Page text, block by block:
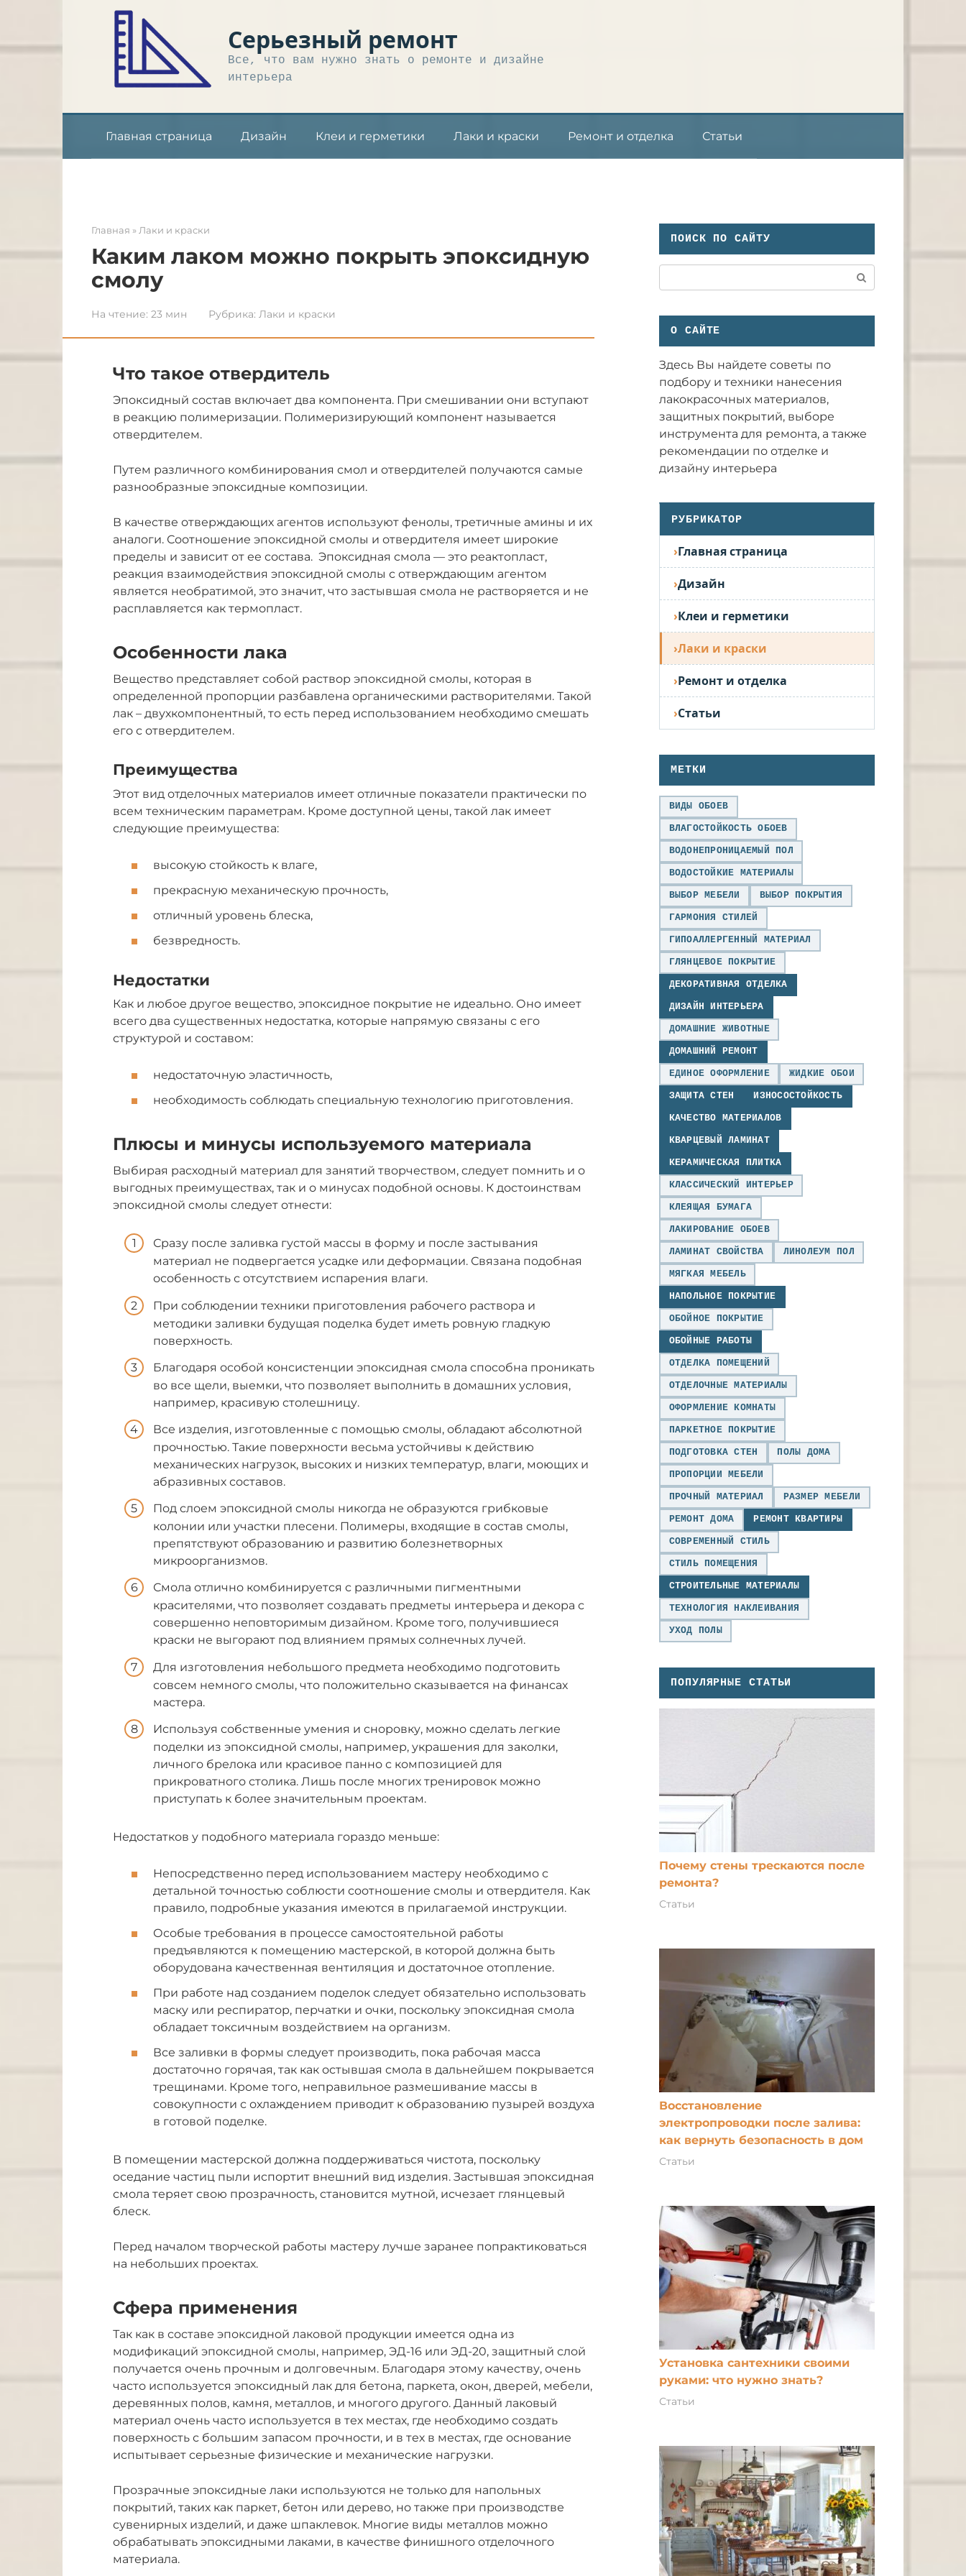
Серьезный ремонт
Все, что вам нужно знать о ремонте и дизайне
интерьера
Главная страница Дизайн Клеи и герметики Лаки и краски Ремонт и отделка Статьи
Главная » Лаки и краски
Каким лаком можно покрыть эпоксидную
смолу
На чтение: 23 мин Рубрика: Лаки и краски
Что такое отвердитель
Эпоксидный состав включает два компонента. При смешивании они вступают
в реакцию полимеризации. Полимеризирующий компонент называется
отвердителем.
Путем различного комбинирования смол и отвердителей получаются самые
разнообразные эпоксидные композиции.
В качестве отверждающих агентов используют фенолы, третичные амины и их
аналоги. Соотношение эпоксидной смолы и отвердителя имеет широкие
пределы и зависит от ее состава. Эпоксидная смола — это реактопласт,
реакция взаимодействия эпоксидной смолы с отверждающим агентом
является необратимой, это значит, что застывшая смола не растворяется и не
расплавляется как термопласт.
Особенности лака
Вещество представляет собой раствор эпоксидной смолы, которая в
определенной пропорции разбавлена органическими растворителями. Такой
лак – двухкомпонентный, то есть перед использованием необходимо смешать
его с отвердителем.
Преимущества
Этот вид отделочных материалов имеет отличные показатели практически по
всем техническим параметрам. Кроме доступной цены, такой лак имеет
следующие преимущества:
высокую стойкость к влаге,
прекрасную механическую прочность,
отличный уровень блеска,
безвредность.
Недостатки
Как и любое другое вещество, эпоксидное покрытие не идеально. Оно имеет
всего два существенных недостатка, которые напрямую связаны с его
структурой и составом:
недостаточную эластичность,
необходимость соблюдать специальную технологию приготовления.
Плюсы и минусы используемого материала
Выбирая расходный материал для занятий творчеством, следует помнить и о
выгодных преимуществах, так и о минусах подобной основы. К достоинствам
эпоксидной смолы следует отнести:
Сразу после заливка густой массы в форму и после застывания
материал не подвергается усадке или деформации. Связана подобная
особенность с отсутствием испарения влаги.
При соблюдении техники приготовления рабочего раствора и
методики заливки будущая поделка будет иметь ровную гладкую
поверхность.
Благодаря особой консистенции эпоксидная смола способна проникать
во все щели, выемки, что позволяет выполнить в домашних условия,
например, красивую столешницу.
Все изделия, изготовленные с помощью смолы, обладают абсолютной
прочностью. Такие поверхности весьма устойчивы к действию
механических нагрузок, высоких и низких температур, влаги, моющих и
абразивных составов.
Под слоем эпоксидной смолы никогда не образуются грибковые
колонии или участки плесени. Полимеры, входящие в состав смолы,
препятствуют образованию и развитию болезнетворных
микроорганизмов.
Смола отлично комбинируется с различными пигментными
красителями, что позволяет создавать предметы интерьера и декора с
совершенно неповторимым дизайном. Кроме того, получившиеся
краски не выгорают под влиянием прямых солнечных лучей.
Для изготовления небольшого предмета необходимо подготовить
совсем немного смолы, что положительно сказывается на финансах
мастера.
Используя собственные умения и сноровку, можно сделать легкие
поделки из эпоксидной смолы, например, украшения для заколки,
личного брелока или красивое панно с композицией для
прикроватного столика. Лишь после многих тренировок можно
приступать к более значительным проектам.
Недостатков у подобного материала гораздо меньше:
Непосредственно перед использованием мастеру необходимо с
детальной точностью соблюсти соотношение смолы и отвердителя. Как
правило, подробные указания имеются в прилагаемой инструкции.
Особые требования в процессе самостоятельной работы
предъявляются к помещению мастерской, в которой должна быть
оборудована качественная вентиляция и достаточное отопление.
При работе над созданием поделок следует обязательно использовать
маску или респиратор, перчатки и очки, поскольку эпоксидная смола
обладает токсичным воздействием на организм.
Все заливки в формы следует производить, пока рабочая масса
достаточно горячая, так как остывшая смола в дальнейшем покрывается
трещинами. Кроме того, неправильное размешивание массы в
совокупности с охлаждением приводит к образованию пузырей воздуха
в готовой поделке.
В помещении мастерской должна поддерживаться чистота, поскольку
оседание частиц пыли испортит внешний вид изделия. Застывшая эпоксидная
смола теряет свою прозрачность, становится мутной, исчезает глянцевый
блеск.
Перед началом творческой работы мастеру лучше заранее попрактиковаться
на небольших проектах.
Сфера применения
Так как в составе эпоксидной лаковой продукции имеется одна из
модификаций эпоксидной смолы, например, ЭД-16 или ЭД-20, защитный слой
получается очень прочным и долговечным. Благодаря этому качеству, очень
часто используется эпоксидный лак для бетона, паркета, окон, дверей, мебели,
деревянных полов, камня, металлов, и многого другого. Данный лаковый
материал очень часто используется в тех местах, где необходимо создать
поверхность с большим запасом прочности, и в тех в местах, где основание
испытывает серьезные физические и механические нагрузки.
Прозрачные эпоксидные лаки используются не только для напольных
покрытий, таких как паркет, бетон или дерево, но также при производстве
сувенирных изделий, и даже шпаклевок. Многие виды металлов можно
обрабатывать эпоксидными лаками, в качестве финишного отделочного
материала.
ПОИСК ПО САЙТУ
О САЙТЕ
Здесь Вы найдете советы по
подбору и техники нанесения
лакокрасочных материалов,
защитных покрытий, выборе
инструмента для ремонта, а также
рекомендации по отделке и
дизайну интерьера
РУБРИКАТОР
Главная страница
Дизайн
Клеи и герметики
Лаки и краски
Ремонт и отделка
Статьи
МЕТКИ
ВИДЫ ОБОЕВ
ВЛАГОСТОЙКОСТЬ ОБОЕВ
ВОДОНЕПРОНИЦАЕМЫЙ ПОЛ
ВОДОСТОЙКИЕ МАТЕРИАЛЫ
ВЫБОР МЕБЕЛИ ВЫБОР ПОКРЫТИЯ
ГАРМОНИЯ СТИЛЕЙ
ГИПОАЛЛЕРГЕННЫЙ МАТЕРИАЛ
ГЛЯНЦЕВОЕ ПОКРЫТИЕ
ДЕКОРАТИВНАЯ ОТДЕЛКА
ДИЗАЙН ИНТЕРЬЕРА
ДОМАШНИЕ ЖИВОТНЫЕ
ДОМАШНИЙ РЕМОНТ
ЕДИНОЕ ОФОРМЛЕНИЕ ЖИДКИЕ ОБОИ
ЗАЩИТА СТЕН ИЗНОСОСТОЙКОСТЬ
КАЧЕСТВО МАТЕРИАЛОВ
КВАРЦЕВЫЙ ЛАМИНАТ
КЕРАМИЧЕСКАЯ ПЛИТКА
КЛАССИЧЕСКИЙ ИНТЕРЬЕР
КЛЕЯЩАЯ БУМАГА
ЛАКИРОВАНИЕ ОБОЕВ
ЛАМИНАТ СВОЙСТВА ЛИНОЛЕУМ ПОЛ
МЯГКАЯ МЕБЕЛЬ
НАПОЛЬНОЕ ПОКРЫТИЕ
ОБОЙНОЕ ПОКРЫТИЕ
ОБОЙНЫЕ РАБОТЫ
ОТДЕЛКА ПОМЕЩЕНИЙ
ОТДЕЛОЧНЫЕ МАТЕРИАЛЫ
ОФОРМЛЕНИЕ КОМНАТЫ
ПАРКЕТНОЕ ПОКРЫТИЕ
ПОДГОТОВКА СТЕН ПОЛЫ ДОМА
ПРОПОРЦИИ МЕБЕЛИ
ПРОЧНЫЙ МАТЕРИАЛ РАЗМЕР МЕБЕЛИ
РЕМОНТ ДОМА РЕМОНТ КВАРТИРЫ
СОВРЕМЕННЫЙ СТИЛЬ
СТИЛЬ ПОМЕЩЕНИЯ
СТРОИТЕЛЬНЫЕ МАТЕРИАЛЫ
ТЕХНОЛОГИЯ НАКЛЕИВАНИЯ
УХОД ПОЛЫ
ПОПУЛЯРНЫЕ СТАТЬИ
Почему стены трескаются после
ремонта?
Статьи
Восстановление
электропроводки после залива:
как вернуть безопасность в дом
Статьи
Установка сантехники своими
руками: что нужно знать?
Статьи